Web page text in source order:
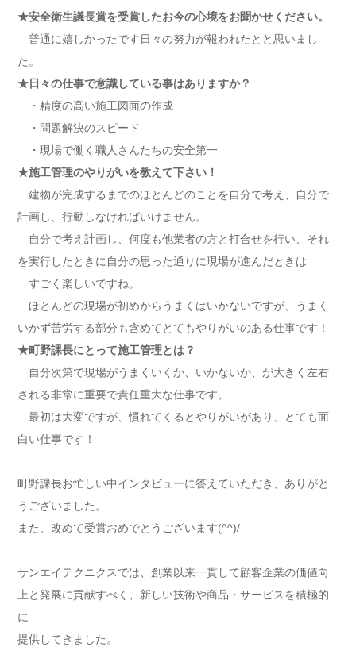
★安全衛生議長賞を受賞したお今の心境をお聞かせください。
普通に嬉しかったです日々の努力が報われたとと思いまし
た。
★日々の仕事で意識している事はありますか？
・精度の高い施工図面の作成
・問題解決のスピード
・現場で働く職人さんたちの安全第一
★施工管理のやりがいを教えて下さい！
建物が完成するまでのほとんどのことを自分で考え、自分で
計画し、行動しなければいけません。
自分で考え計画し、何度も他業者の方と打合せを行い、それ
を実行したときに自分の思った通りに現場が進んだときは
すごく楽しいですね。
ほとんどの現場が初めからうまくはいかないですが、うまく
いかず苦労する部分も含めてとてもやりがいのある仕事です！
★町野課長にとって施工管理とは？
自分次第で現場がうまくいくか、いかないか、が大きく左右
される非常に重要で責任重大な仕事です。
最初は大変ですが、慣れてくるとやりがいがあり、とても面
白い仕事です！
町野課長お忙しい中インタビューに答えていただき、ありがと
うございました。
また、改めて受賞おめでとうございます(^^)/
サンエイテクニクスでは、創業以来一貫して顧客企業の価値向
上と発展に貢献すべく、新しい技術や商品・サービスを積極的
に
提供してきました。